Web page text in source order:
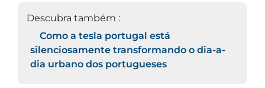
Descubra também :
Como a tesla portugal está
silenciosamente transformando o dia-a-
dia urbano dos portugueses